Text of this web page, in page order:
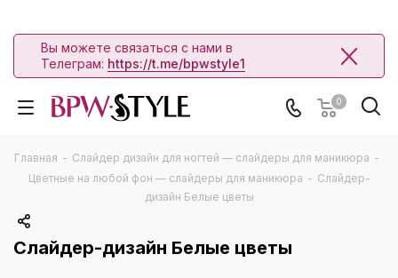
Вы можете связаться с нами в
Телеграм: https://t.me/bpwstyle1
0
Главная - Слайдер дизайн для ногтей — слайдеры для маникюра -
Цветные на любой фон — слайдеры для маникюра - Слайдер-
дизайн Белые цветы
Слайдер-дизайн Белые цветы